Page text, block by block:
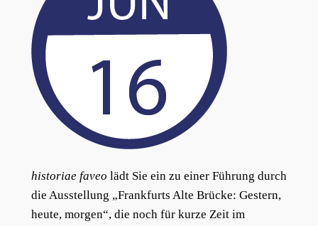
historiae faveo lädt Sie ein zu einer Führung durch
die Ausstellung „Frankfurts Alte Brücke: Gestern,
heute, morgen“, die noch für kurze Zeit im